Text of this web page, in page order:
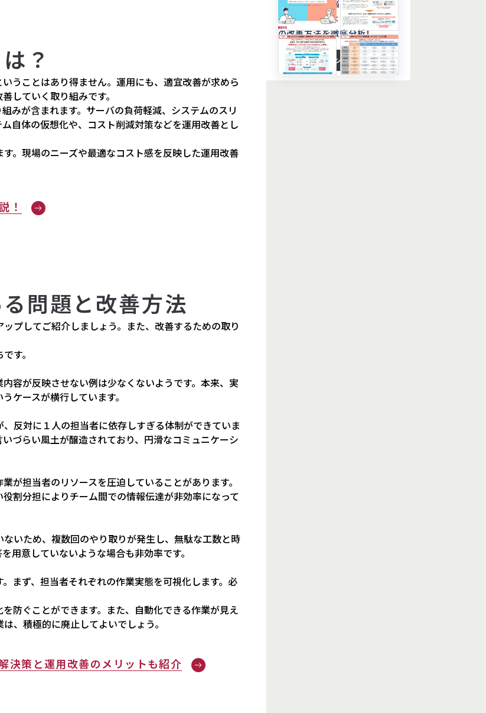
？
うことはあり得ません。運用にも、適宜改善が求めら
していく取り組みです。
みが含まれます。サーバの負荷軽減、システムのスリ
自体の仮想化や、コスト削減対策などを運用改善とし
。現場のニーズや最適なコスト感を反映した運用改善
！
問題と改善方法
プしてご紹介しましょう。また、改善するための取り
す。
容が反映させない例は少なくないようです。本来、実
ケースが横行しています。
反対に１人の担当者に依存しすぎる体制ができていま
づらい風土が醸造されており、円滑なコミュニケーシ
が担当者のリソースを圧迫していることがあります。
割分担によりチーム間での情報伝達が非効率になって
いため、複数回のやり取りが発生し、無駄な工数と時
用意していないような場合も非効率です。
まず、担当者それぞれの作業実態を可視化します。必
防ぐことができます。また、自動化できる作業が見え
、積極的に廃止してよいでしょう。
決策と運用改善のメリットも紹介
人手不足にお悩みの情シス部
門の特効薬とは？ 社内ヘルプ
の改善方法を徹底分析！
資料ダウンロード